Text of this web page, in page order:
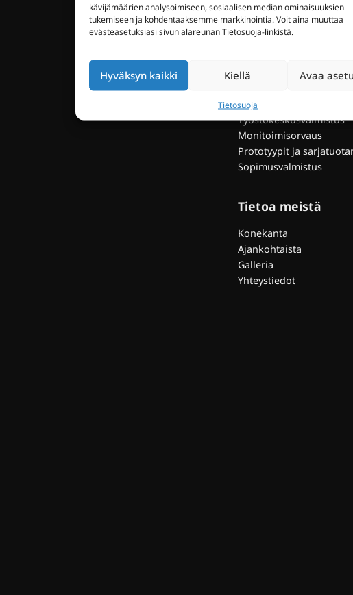
kävijämäärien analysoimiseen, sosiaalisen median ominaisuuksien
tukemiseen ja kohdentaaksemme markkinointia. Voit aina muuttaa
evästeasetuksiasi sivun alareunan Tietosuoja-linkistä.
Hyväksyn kaikki Kiellä Avaa
Tietosuoja
Koneistuspalvelut
Alihankintakoneistus
CNC-jyrsintä ja CNC-
Suurnopeuskoneistus
Työstökeskusvalmistus
Monitoimisorvaus
Prototyypit ja
Sopimusvalmistus
Tietoa meistä
Konekanta
Ajankohtaista
Galleria
Yhteystiedot